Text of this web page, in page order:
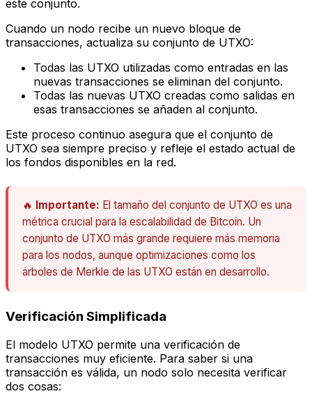
este conjunto.
Cuando un nodo recibe un nuevo bloque de
transacciones, actualiza su conjunto de UTXO:
Todas las UTXO utilizadas como entradas en las
nuevas transacciones se eliminan del conjunto.
Todas las nuevas UTXO creadas como salidas en
esas transacciones se añaden al conjunto.
Este proceso continuo asegura que el conjunto de
UTXO sea siempre preciso y refleje el estado actual de
los fondos disponibles en la red.
🔥 Importante: El tamaño del conjunto de UTXO es una
métrica crucial para la escalabilidad de Bitcoin. Un
conjunto de UTXO más grande requiere más memoria
para los nodos, aunque optimizaciones como los
árboles de Merkle de las UTXO están en desarrollo.
Verificación Simplificada
El modelo UTXO permite una verificación de
transacciones muy eficiente. Para saber si una
transacción es válida, un nodo solo necesita verificar
dos cosas: